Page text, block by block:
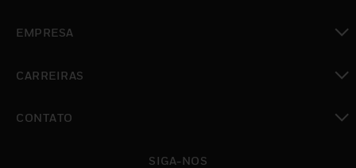
EMPRESA
CARREIRAS
CONTATO
SIGA-NOS